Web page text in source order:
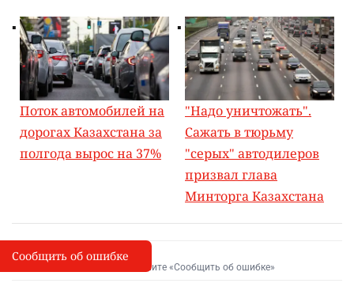
Поток автомобилей на
дорогах Казахстана за
полгода вырос на 37%
"Надо уничтожать".
Сажать в тюрьму
"серых" автодилеров
призвал глава
Минторга Казахстана
I
Сообщить об опечатке
Выделите фрагмент и нажмите «Сообщить об ошибке»
Сообщить об ошибке